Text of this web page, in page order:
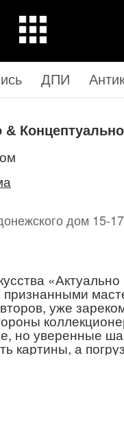
ДПИ
& Концептуально
дом 15-
уже
но уверенные
картины, а
нечто новое и